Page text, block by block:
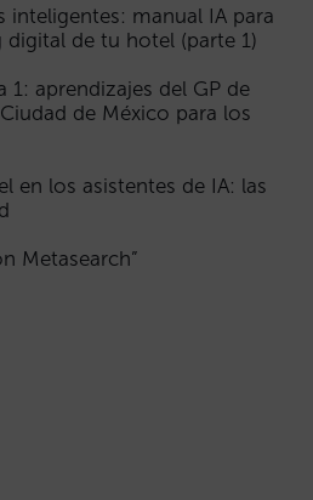
inteligentes: manual IA para
de tu hotel (parte 1)
1: aprendizajes del GP de
de México para los
en los asistentes de IA: las
Metasearch”